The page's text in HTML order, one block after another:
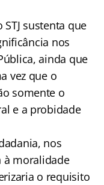
sustenta que
nos
ainda que
vez que o
somente o
e a probidade
nos
à moralidade
o requisito